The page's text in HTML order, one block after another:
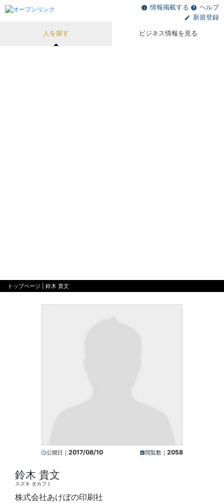
人を探す ビジネス情報を見る
情報掲載する
ヘルプ
新規登録
トップページ | 鈴木 貴文
query_builder公開日｜2017/08/10 insert_chart閲覧数｜ 2058
鈴木 貴文
スズキ タカフミ
株式会社あけぼの印刷社